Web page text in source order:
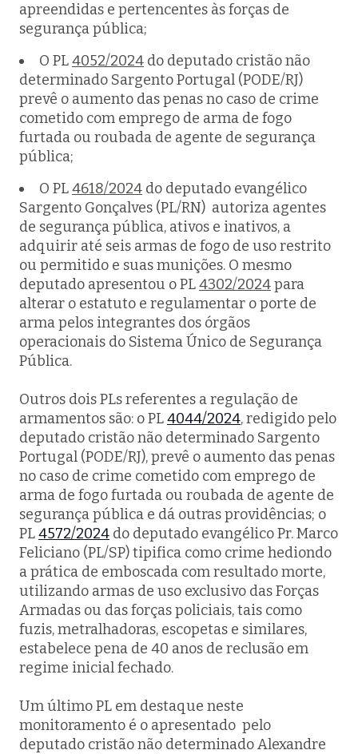
apreendidas e pertencentes às forças de
segurança pública;
O PL4052/2024 do deputado cristão não
determinado Sargento Portugal (PODE/RJ)
prevê o aumento das penas no caso de crime
cometido com emprego de arma de fogo
furtada ou roubada de agente de segurança
pública;
O PL4618/2024 do deputado evangélico
Sargento Gonçalves (PL/RN) autoriza agentes
de segurança pública, ativos e inativos, a
adquirir até seis armas de fogo de uso restrito
ou permitido e suas munições. O mesmo
deputado apresentou o PL4302/2024para
alterar o estatuto e regulamentar o porte de
arma pelos integrantes dos órgãos
operacionais do Sistema Único de Segurança
Pública.
Outros dois PLs referentes a regulação de
armamentos são: o PL4044/2024, redigido pelo
deputado cristão não determinado Sargento
Portugal (PODE/RJ), prevê o aumento das penas
no caso de crime cometido com emprego de
arma de fogo furtada ou roubada de agente de
segurança pública e dá outras providências; o
PL4572/2024 do deputado evangélico Pr. Marco
Feliciano (PL/SP) tipifica como crime hediondo
a prática de emboscada com resultado morte,
utilizando armas de uso exclusivo das Forças
Armadas ou das forças policiais, tais como
fuzis, metralhadoras, escopetas e similares,
estabelece pena de 40 anos de reclusão em
regime inicial fechado.
Um último PL em destaque neste
monitoramento é o apresentado pelo
deputado cristão não determinado Alexandre